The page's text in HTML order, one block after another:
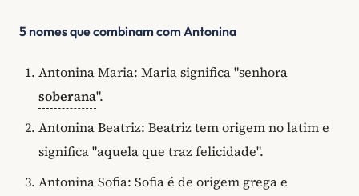
5 nomes que combinam com Antonina
Antonina Maria: Maria significa "senhora
soberana".
Antonina Beatriz: Beatriz tem origem no latim e
significa "aquela que traz felicidade".
Antonina Sofia: Sofia é de origem grega e